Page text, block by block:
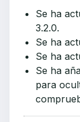
Se ha
3.2.0.
Se ha
Se ha
Se ha
para